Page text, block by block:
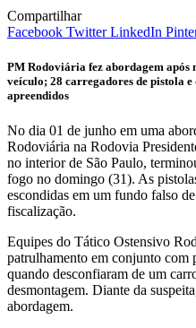
Compartilhar
Facebook Twitter LinkedIn
PM Rodoviária fez abordagem após
veículo; 28 carregadores de pistola
apreendidos
No dia 01 de junho em uma
Rodoviária na Rodovia
no interior de São Paulo,
fogo no domingo (31). As
escondidas em um fundo falso
fiscalização.
Equipes do Tático Ostensivo
patrulhamento em conjunto com
quando desconfiaram de um
desmontagem. Diante da
abordagem.